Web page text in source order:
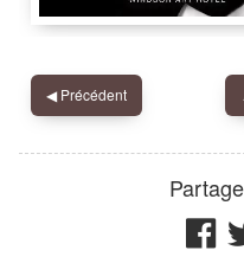
Hotel Windsor Rue de
Nadib
◀︎Précédent